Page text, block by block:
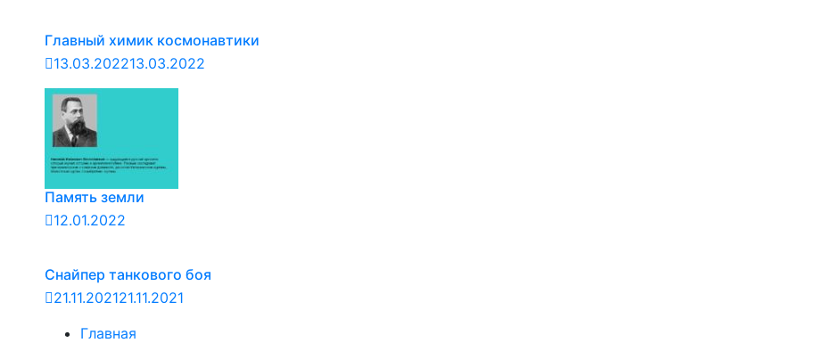
Главный химик космонавтики
13.03.202213.03.2022
Память земли
12.01.2022
Снайпер танкового боя
21.11.202121.11.2021
Главная